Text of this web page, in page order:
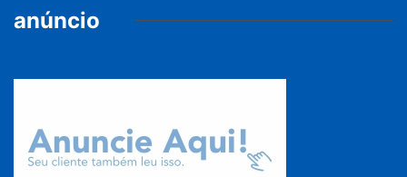
anúncio